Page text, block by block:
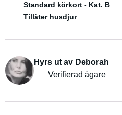
Standard körkort - Kat. B
Tillåter husdjur
Hyrs ut av Deborah
Verifierad ägare